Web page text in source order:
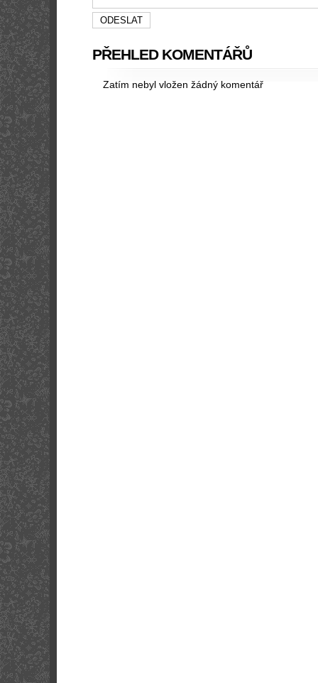
PŘEHLED KOMENTÁŘŮ
Zatím nebyl vložen žádný komentář